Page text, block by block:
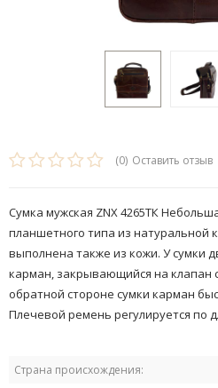
(0) Оставить отзыв
Сумка мужская ZNX 4265ТК
планшетного типа из натуральной
выполнена также из кожи. У сумки
карман, закрывающийся на клапан
обратной стороне сумки карман
Плечевой ремень регулируется по
Страна происхождения: